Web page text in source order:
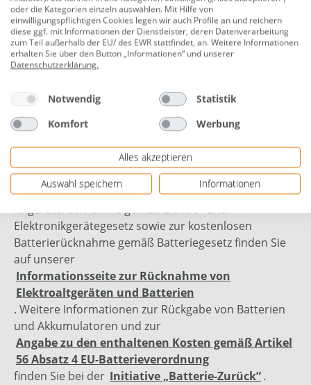
Herstellerinformationen: CF Group Deutschland
GmbH | Bahnhofstr. 68 | 73240 Wendlingen,
DEUTSCHLAND | eMail: info.de@cf.group |
Herstellernr. B1001-00
Bewertungen
Genauere Informationen zur kostenlosen
Altgeräterücknahme gemäß Elektro- und
Elektronikgerätegesetz sowie zur kostenlosen
Batterierücknahme gemäß Batteriegesetz finden Sie
auf unserer
Informationsseite zur Rücknahme von
Elektroaltgeräten und Batterien
. Weitere Informationen zur Rückgabe von Batterien
und Akkumulatoren und zur
Angabe zu den enthaltenen Kosten gemäß Artikel
56 Absatz 4 EU-Batterieverordnung
finden Sie bei der Initiative „Batterie-Zurück“.
oder die Kategorien einzeln auswählen. Mit Hilfe von
einwilligungspflichtigen Cookies legen wir auch Profile an und reichern
diese ggf. mit Informationen der Dienstleister, deren Datenverarbeitung
zum Teil außerhalb der EU/ des EWR stattfindet, an. Weitere Informationen
erhalten Sie über den Button „Informationen“ und unserer
Datenschutzerklärung.
Notwendig
Statistik
Komfort
Werbung
Alles akzeptieren
Auswahl speichern
Informationen